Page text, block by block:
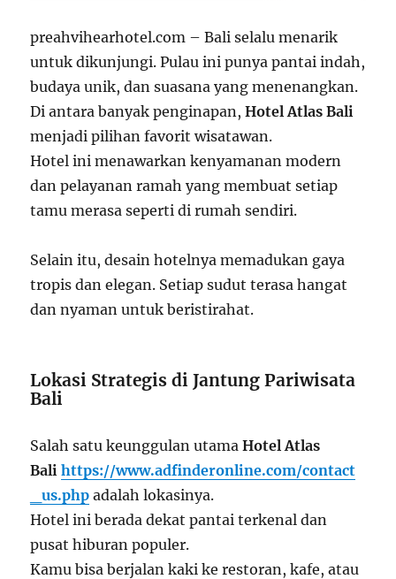
preahvihearhotel.com – Bali selalu menarik
untuk dikunjungi. Pulau ini punya pantai indah,
budaya unik, dan suasana yang menenangkan.
Di antara banyak penginapan,Hotel Atlas Bali
menjadi pilihan favorit wisatawan.
Hotel ini menawarkan kenyamanan modern
dan pelayanan ramah yang membuat setiap
tamu merasa seperti di rumah sendiri.
Selain itu, desain hotelnya memadukan gaya
tropis dan elegan. Setiap sudut terasa hangat
dan nyaman untuk beristirahat.
Lokasi Strategis di Jantung Pariwisata
Bali
Salah satu keunggulan utamaHotel Atlas
Balihttps://www.adfinderonline.com/contact
_us.php adalah lokasinya.
Hotel ini berada dekat pantai terkenal dan
pusat hiburan populer.
Kamu bisa berjalan kaki ke restoran, kafe, atau